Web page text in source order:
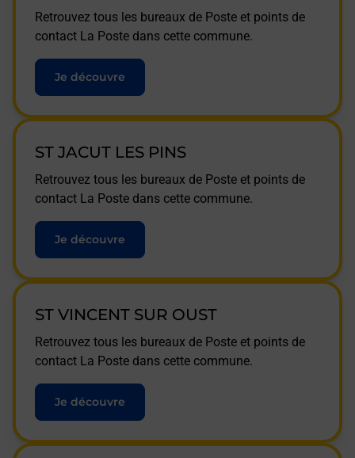
Retrouvez tous les bureaux de Poste et points de
contact La Poste dans cette commune.
Je découvre
ST JACUT LES PINS
Retrouvez tous les bureaux de Poste et points de
contact La Poste dans cette commune.
Je découvre
ST VINCENT SUR OUST
Retrouvez tous les bureaux de Poste et points de
contact La Poste dans cette commune.
Je découvre